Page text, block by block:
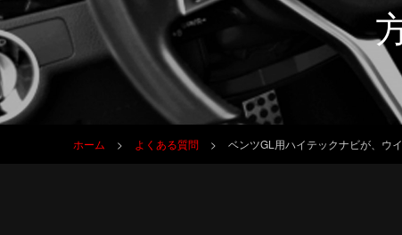
ホーム > よくある質問 > ベンツGL用ハイテックナビが、ウ